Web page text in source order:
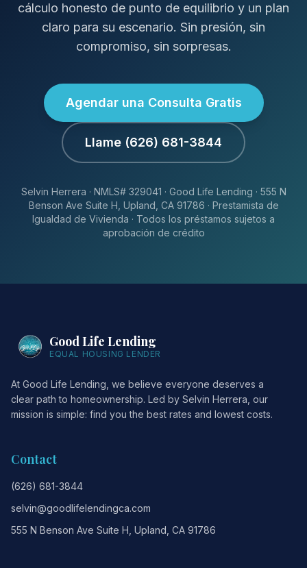
cálculo honesto de punto de equilibrio y un plan
claro para su escenario. Sin presión, sin
compromiso, sin sorpresas.
Agendar una Consulta Gratis
Llame (626) 681-3844
Selvin Herrera · NMLS# 329041 · Good Life Lending · 555 N
Benson Ave Suite H, Upland, CA 91786 · Prestamista de
Igualdad de Vivienda · Todos los préstamos sujetos a
aprobación de crédito
Good Life Lending
EQUAL HOUSING LENDER
At Good Life Lending, we believe everyone deserves a
clear path to homeownership. Led by Selvin Herrera, our
mission is simple: find you the best rates and lowest costs.
Contact
(626) 681-3844
selvin@goodlifelendingca.com
555 N Benson Ave Suite H, Upland, CA 91786